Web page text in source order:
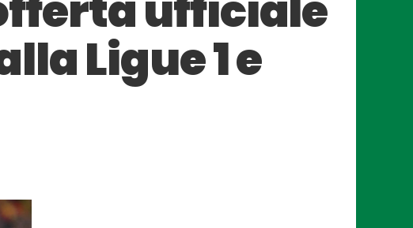
Ligue 1 e